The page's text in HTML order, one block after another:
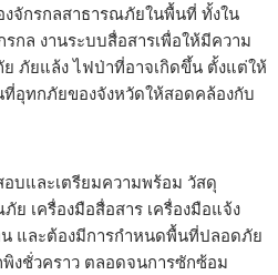
จักรกลสาธารณภัยในพื้นที่ ทั้งใน
กล งานระบบสื่อสารเพื่อให้มีความ
ภัยแล้ง ไฟป่าที่อาจเกิดขึ้น ตั้งแต่ให้
อุทกภัยของจังหวัดให้สอดคล้องกับ
บและเตรียมความพร้อม วัสดุ
ย เครื่องมือสื่อสาร เครื่องมือแจ้ง
และต้องมีการกำหนดพื้นที่ปลอดภัย
งชั่วคราว ตลอดจนการซักซ้อม